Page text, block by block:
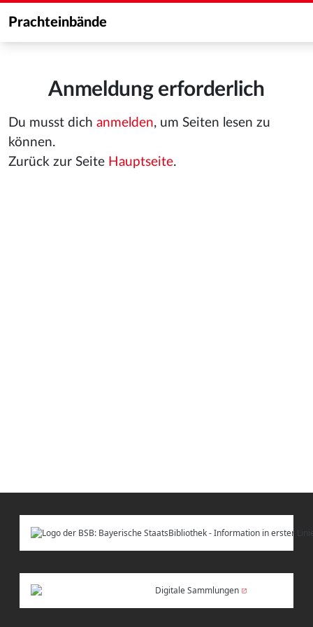
Prachteinbände
Anmeldung erforderlich
Du musst dich anmelden, um Seiten lesen zu
können.
Zurück zur Seite Hauptseite.
Digitale Sammlungen